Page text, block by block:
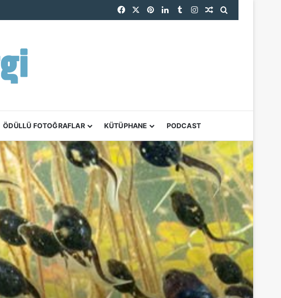
FacebookPinterestLinkedInTumblrInstagramRastgele Makale
ÖDÜLLÜ FOTOĞRAFLAR KÜTÜPHANE PODCAST